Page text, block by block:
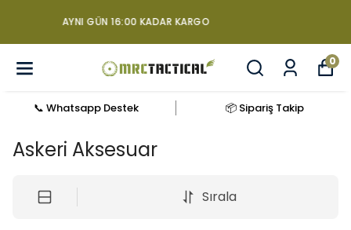
0
📞 Whatsapp Destek 📦 Sipariş Takip
Askeri Aksesuar
Sırala